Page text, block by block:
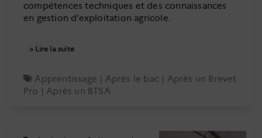
compétences techniques et des connaissances
en gestion d’exploitation agricole.
Lire la suite
Apprentissage | Après le bac | Après un Brevet
Pro | Après un BTSA